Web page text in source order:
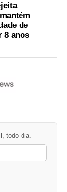
de
8 anos
todo dia.